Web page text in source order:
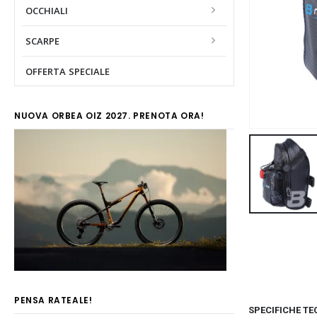
SPECIFICHE
OCCHIALI
SCARPE
OFFERTA SPECIALE
NUOVA ORBEA OIZ 2027. PRENOTA ORA!
PENSA RATEALE!